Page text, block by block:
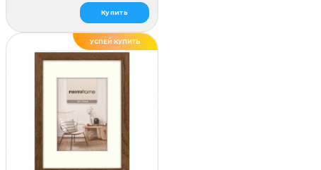
Купить
УСПЕЙ КУПИТЬ